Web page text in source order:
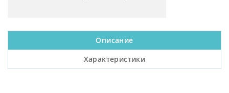
Описание
Характеристики